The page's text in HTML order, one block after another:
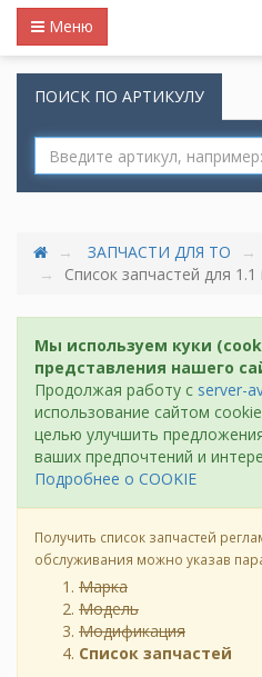
Меню
ПОИСК ПО АРТИКУЛУ
ЗАПЧАСТИ ДЛЯ ТО
Список запчастей для 1.1 i
Мы используем куки
представления нашего
Продолжая работу с server-
использование сайтом
целью улучшить
ваших предпочтений и
Подробнее о COOKIE
Получить список запчастей
обслуживания можно указав
Марка
Модель
Модификация
Список запчастей